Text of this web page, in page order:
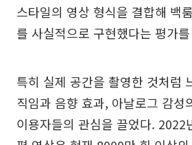
스타일의 영상 형식을 결합해 백
를 사실적으로 구현했다는 평가
특히 실제 공간을 촬영한 것처럼
직임과 음향 효과, 아날로그 감성
이용자들의 관심을 끌었다.